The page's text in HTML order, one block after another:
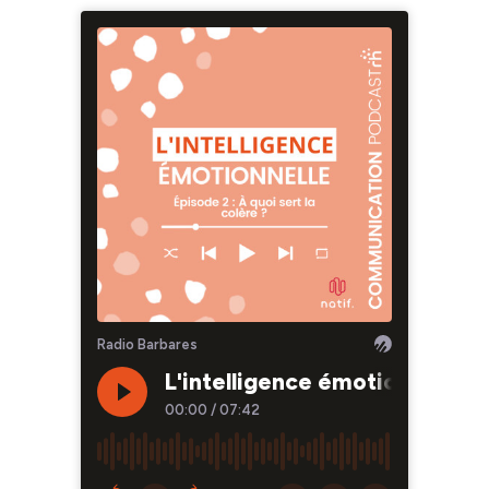
Radio Barbares
L'intelligence émotionnelle :
00:00 / 07:42